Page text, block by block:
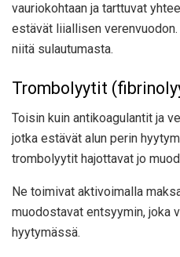
vauriokohtaan ja tarttuvat
estävät liiallisen
niitä sulautumasta.
Trombolyytit
Toisin kuin antikoagulantit ja
jotka estävät alun perin
trombolyytit hajottavat jo
Ne toimivat aktivoimalla
muodostavat entsyymin, joka
hyytymässä.